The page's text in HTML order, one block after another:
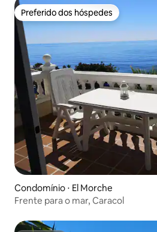
Preferido dos hóspedes
Preferido dos hóspedes
Condomínio ⋅ El Morche
Frente para o mar, Caracol